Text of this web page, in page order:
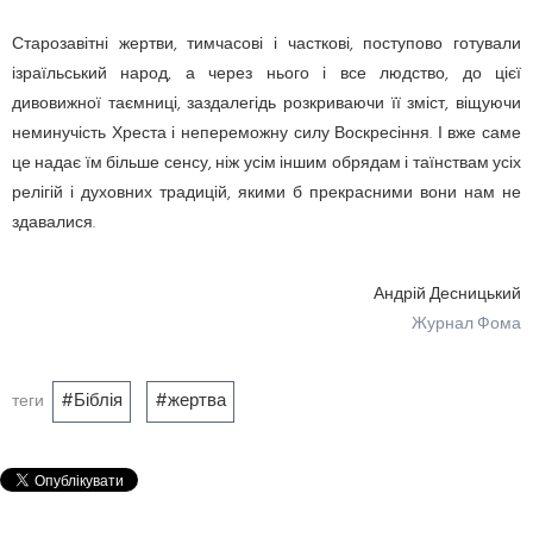
Старозавітні жертви, тимчасові і часткові, поступово готували
ізраїльський народ, а через нього і все людство, до цієї
дивовижної таємниці, заздалегідь розкриваючи її зміст, віщуючи
неминучість Хреста і непереможну силу Воскресіння. І вже саме
це надає їм більше сенсу, ніж усім іншим обрядам і таїнствам усіх
релігій і духовних традицій, якими б прекрасними вони нам не
здавалися.
Андрій Десницький
Журнал Фома
теги Біблія жертва